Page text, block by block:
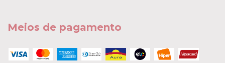
Meios de pagamento